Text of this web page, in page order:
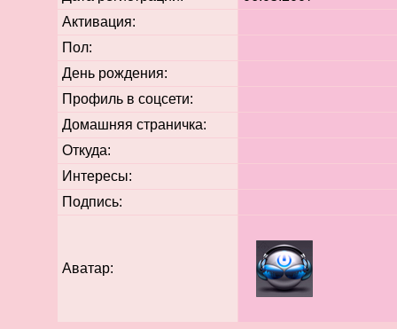
Активация:
Пол:
День рождения:
Профиль в соцсети:
Домашняя страничка:
Откуда:
Интересы:
Подпись:
Аватар: